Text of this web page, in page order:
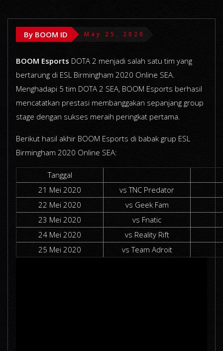
By BOOM ID May 25, 2020
BOOM Esports DOTA 2 menjadi salah satu tim yang
bertarung di ESL Birmingham 2020 Online SEA.
Menghadapi 5 tim DOTA 2 SEA, BOOM Esports berhasil
mencatatkan prestasi membanggakan sepanjang group
stage dengan sukses meraih peringkat pertama.
Berikut hasil akhir BOOM Esports di babak grup ESL
Birmingham 2020 Online SEA:
Tanggal
21 Mei 2020
vs TNC Predator
22 Mei 2020
vs Geek Fam
23 Mei 2020
vs Fnatic
24 Mei 2020
vs Reality Rift
25 Mei 2020
vs Team Adroit